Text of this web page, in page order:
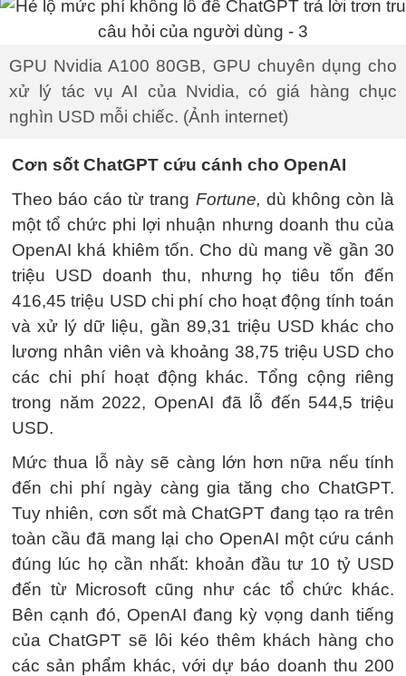
GPU Nvidia A100 80GB, GPU chuyên dụng cho
xử lý tác vụ AI của Nvidia, có giá hàng chục
nghìn USD mỗi chiếc. (Ảnh internet)
Cơn sốt ChatGPT cứu cánh cho OpenAI
Theo báo cáo từ trang Fortune, dù không còn là
một tổ chức phi lợi nhuận nhưng doanh thu của
OpenAI khá khiêm tốn. Cho dù mang về gần 30
triệu USD doanh thu, nhưng họ tiêu tốn đến
416,45 triệu USD chi phí cho hoạt động tính toán
và xử lý dữ liệu, gần 89,31 triệu USD khác cho
lương nhân viên và khoảng 38,75 triệu USD cho
các chi phí hoạt động khác. Tổng cộng riêng
trong năm 2022, OpenAI đã lỗ đến 544,5 triệu
USD.
Mức thua lỗ này sẽ càng lớn hơn nữa nếu tính
đến chi phí ngày càng gia tăng cho ChatGPT.
Tuy nhiên, cơn sốt mà ChatGPT đang tạo ra trên
toàn cầu đã mang lại cho OpenAI một cứu cánh
đúng lúc họ cần nhất: khoản đầu tư 10 tỷ USD
đến từ Microsoft cũng như các tổ chức khác.
Bên cạnh đó, OpenAI đang kỳ vọng danh tiếng
của ChatGPT sẽ lôi kéo thêm khách hàng cho
các sản phẩm khác, với dự báo doanh thu 200